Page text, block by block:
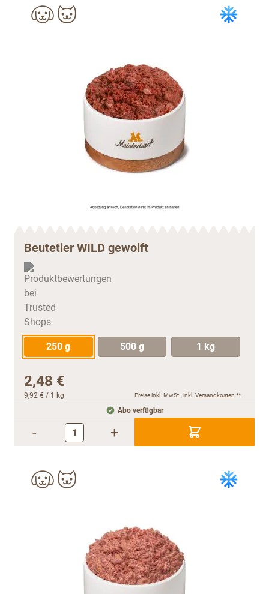
Beutetier WILD gewolft
250 g 500 g 1 kg
2,48 €
9,92 € / 1 kg Preise inkl. MwSt., inkl. Versandkosten **
Abo verfügbar
- +